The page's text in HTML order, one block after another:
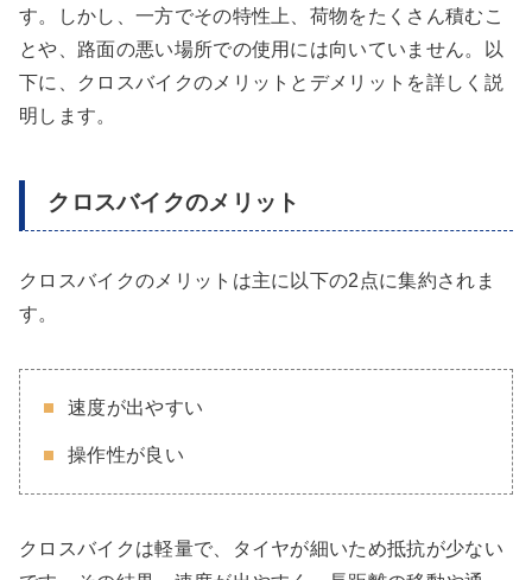
す。しかし、一方でその特性上、荷物をたくさん積むこ
とや、路面の悪い場所での使用には向いていません。以
下に、クロスバイクのメリットとデメリットを詳しく説
明します。
クロスバイクのメリット
クロスバイクのメリットは主に以下の2点に集約されま
す。
速度が出やすい
操作性が良い
クロスバイクは軽量で、タイヤが細いため抵抗が少ない